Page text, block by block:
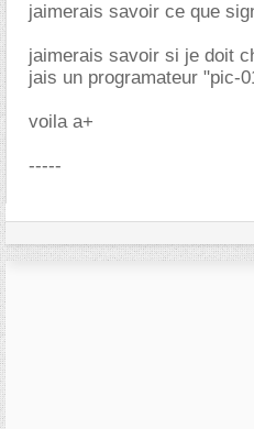
jaimerais savoir ce que
jaimerais savoir si je doit
jais un programateur "pic-
voila a+
-----